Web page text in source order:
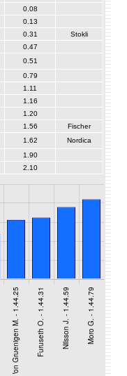
0.08
0.13
0.31
Stokli
0.47
0.51
0.79
1.11
1.16
1.20
1.56
Fischer
1.62
Nordica
1.90
2.10